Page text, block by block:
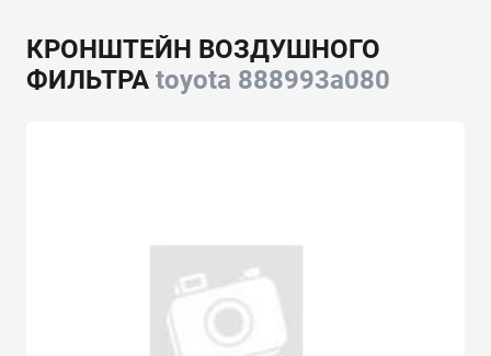
КРОНШТЕЙН ВОЗДУШНОГО
ФИЛЬТРА toyota 888993a080